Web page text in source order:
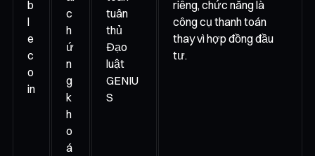
b
l
e
c
o
in
c
h
ứ
n
g
k
h
o
á
tuân
thủ
Đạo
luật
GENIU
S
riêng, chức năng là
công cụ thanh toán
thay vì hợp đồng đầu
tư.